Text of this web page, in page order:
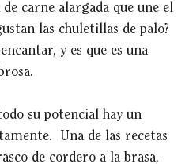
carne alargada que une el
las chuletillas de palo?
y es que es una
su potencial hay un
Una de las recetas
de cordero a la brasa,